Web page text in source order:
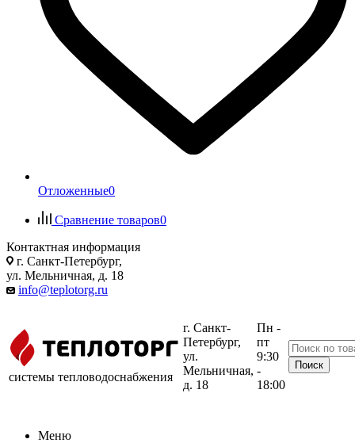
Отложенные0
Сравнение товаров0
Контактная информация
г. Санкт-Петербург,
ул. Мельничная, д. 18
info@teplotorg.ru
системы тепловодоснабжения
г. Санкт-
Петербург,
ул.
Мельничная,
д. 18
Пн -
пт
9:30
-
18:00
Меню